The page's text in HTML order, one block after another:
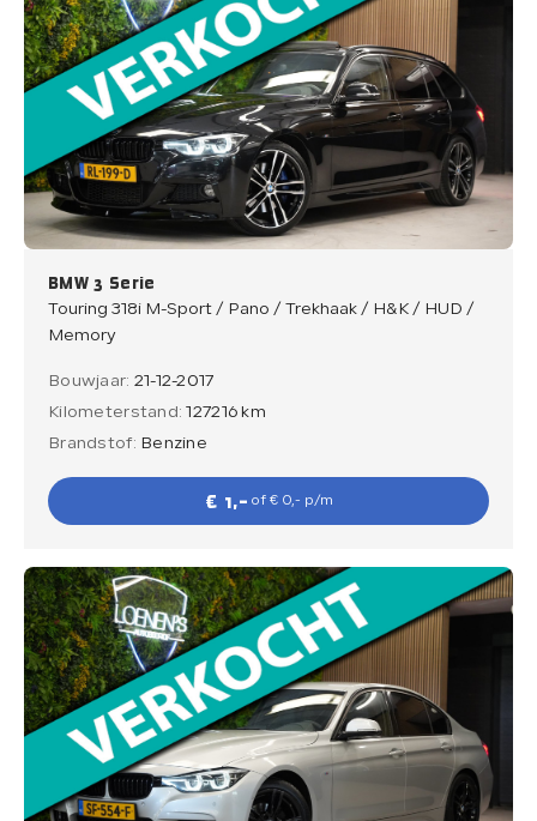
BMW 3 Serie
Touring 318i M-Sport / Pano / Trekhaak / H&K / HUD /
Memory
Bouwjaar: 21-12-2017
Kilometerstand:127216 km
Brandstof: Benzine
€ 1,- of € 0,- p/m